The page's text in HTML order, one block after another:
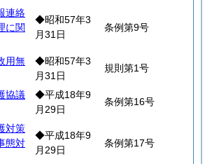
連絡
に関
◆昭和57年3
月31日
条例第9号
用無
◆昭和57年3
月31日
規則第1号
協議
◆平成18年9
月29日
条例第16号
対策
態対
◆平成18年9
月29日
条例第17号